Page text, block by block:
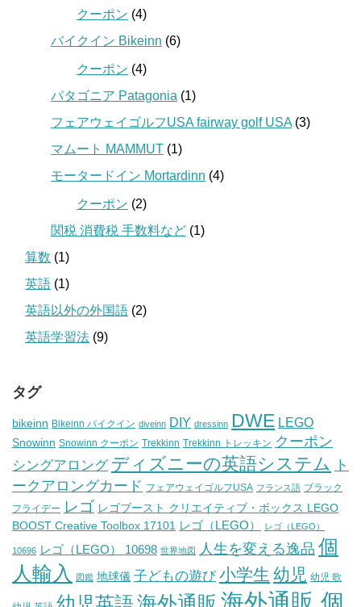
クーポン (4)
バイクイン Bikeinn (6)
クーポン (4)
パタゴニア Patagonia (1)
フェアウェイゴルフUSA fairway golf USA (3)
マムート MAMMUT (1)
モータードイン Mortardinn (4)
クーポン (2)
関税 消費税 手数料など (1)
算数 (1)
英語 (1)
英語以外の外国語 (2)
英語学習法 (9)
タグ
bikeinn Bikeinn バイクイン diveinn DIY dressinn DWE LEGO
Snowinn Snowinn クーポン Trekkinn Trekkinn トレッキン クーポン
シングアロング ディズニーの英語システム
ト
ークアロングカード フェアウェイゴルフUSA フランス語 ブラック
フライデー レゴ レゴブースト クリエイティブ・ボックス LEGO
BOOST Creative Toolbox 17101 レゴ（LEGO） レゴ（LEGO）
10696 レゴ（LEGO） 10698 世界地図 人生を変える逸品 個
人輸入
図鑑 地球儀 子どもの遊び 小学生 幼児 幼児 歌